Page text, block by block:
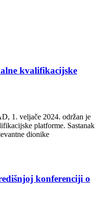
kvalifikacijske
1. veljače 2024. održan je
platforme. Sastanak
dionike
konferenciji o